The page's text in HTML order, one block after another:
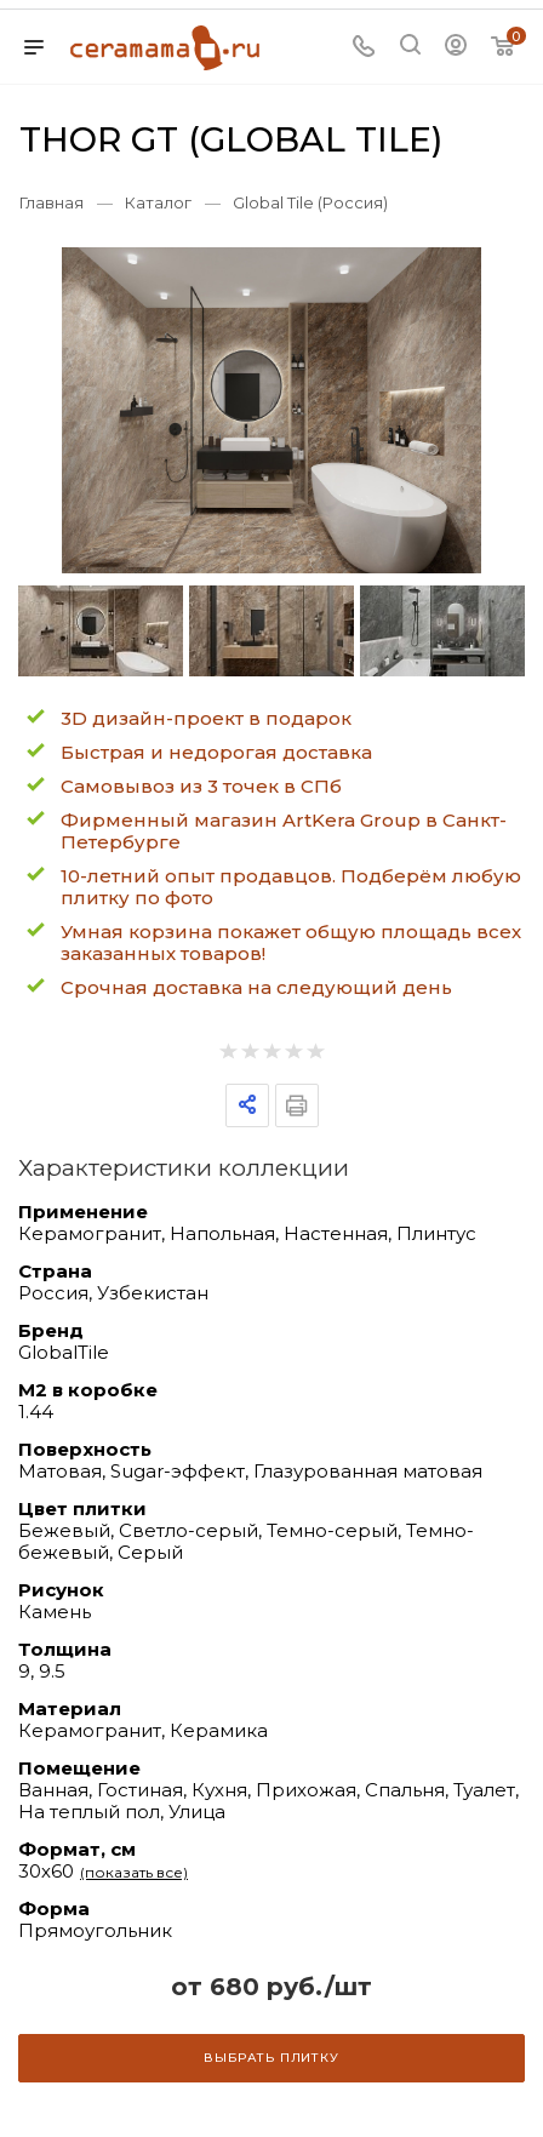
0
THOR GT (GLOBAL TILE)
Главная — Каталог — Global Tile (Россия)
3D дизайн-проект в подарок
Быстрая и недорогая доставка
Самовывоз из 3 точек в СПб
Фирменный магазин ArtKera Group в Санкт-
Петербурге
10-летний опыт продавцов. Подберём любую
плитку по фото
Умная корзина покажет общую площадь всех
заказанных товаров!
Срочная доставка на следующий день
от 680 руб./шт
ВЫБРАТЬ ПЛИТКУ
Характеристики коллекции
Применение
Керамогранит, Напольная, Настенная, Плинтус
Страна
Россия, Узбекистан
Бренд
GlobalTile
М2 в коробке
1.44
Поверхность
Матовая, Sugar-эффект, Глазурованная матовая
Цвет плитки
Бежевый, Светло-серый, Темно-серый, Темно-
бежевый, Серый
Рисунок
Камень
Толщина
9, 9.5
Материал
Керамогранит, Керамика
Помещение
Ванная, Гостиная, Кухня, Прихожая, Спальня, Туалет,
На теплый пол, Улица
Формат, см
30х60 (показать все)
Форма
Прямоугольник